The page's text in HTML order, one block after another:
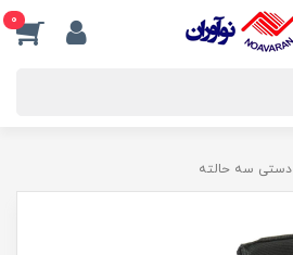
0
دستی سه حالته